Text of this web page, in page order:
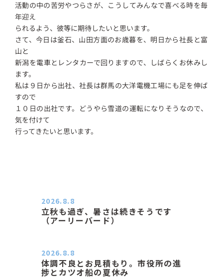
活動の中の苦労やつらさが、こうしてみんなで喜べる時を毎
年迎え
られるよう、彼等に期待したいと思います。
さて、今日は釜石、山田方面のお歳暮を、明日から社長と富
山と
新潟を電車とレンタカーで回りますので、しばらくお休みし
ます。
私は９日から出社、社長は群馬の大洋電機工場にも足を伸ば
すので
１０日の出社です。どうやら雪道の運転になりそうなので、
気を付けて
行ってきたいと思います。
立秋も過ぎ、暑さは続きそうです
（アーリーバード）
2026.8.8
体調不良とお見積もり。市役所の進
捗とカツオ船の夏休み
2026.8.8